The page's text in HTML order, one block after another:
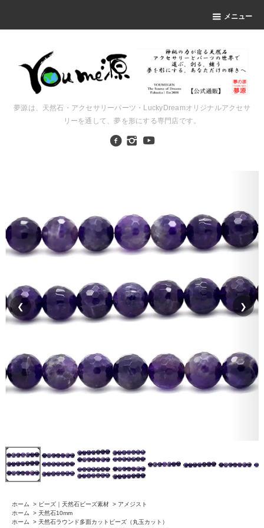
メニュー
夢源は、天然石・アクセサリーパーツ・LuckyDreamオリジナルアクセサ
リーを通して、夢を形にする専門店です。
❮ ❯
ホーム > ビーズ｜天然石ビーズ素材 > アメジスト
ホーム
> 天然石10mm
ホーム
> 天然石ラウンド多面カットビーズ（丸玉カット）